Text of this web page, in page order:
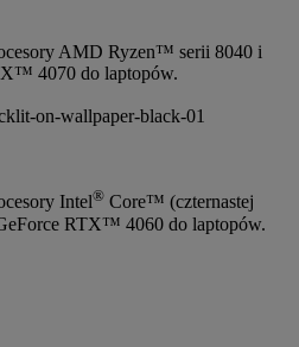
AMD Ryzen™ serii 8040 i
4070 do laptopów.
Intel® Core™ (czternastej
RTX™ 4060 do laptopów.